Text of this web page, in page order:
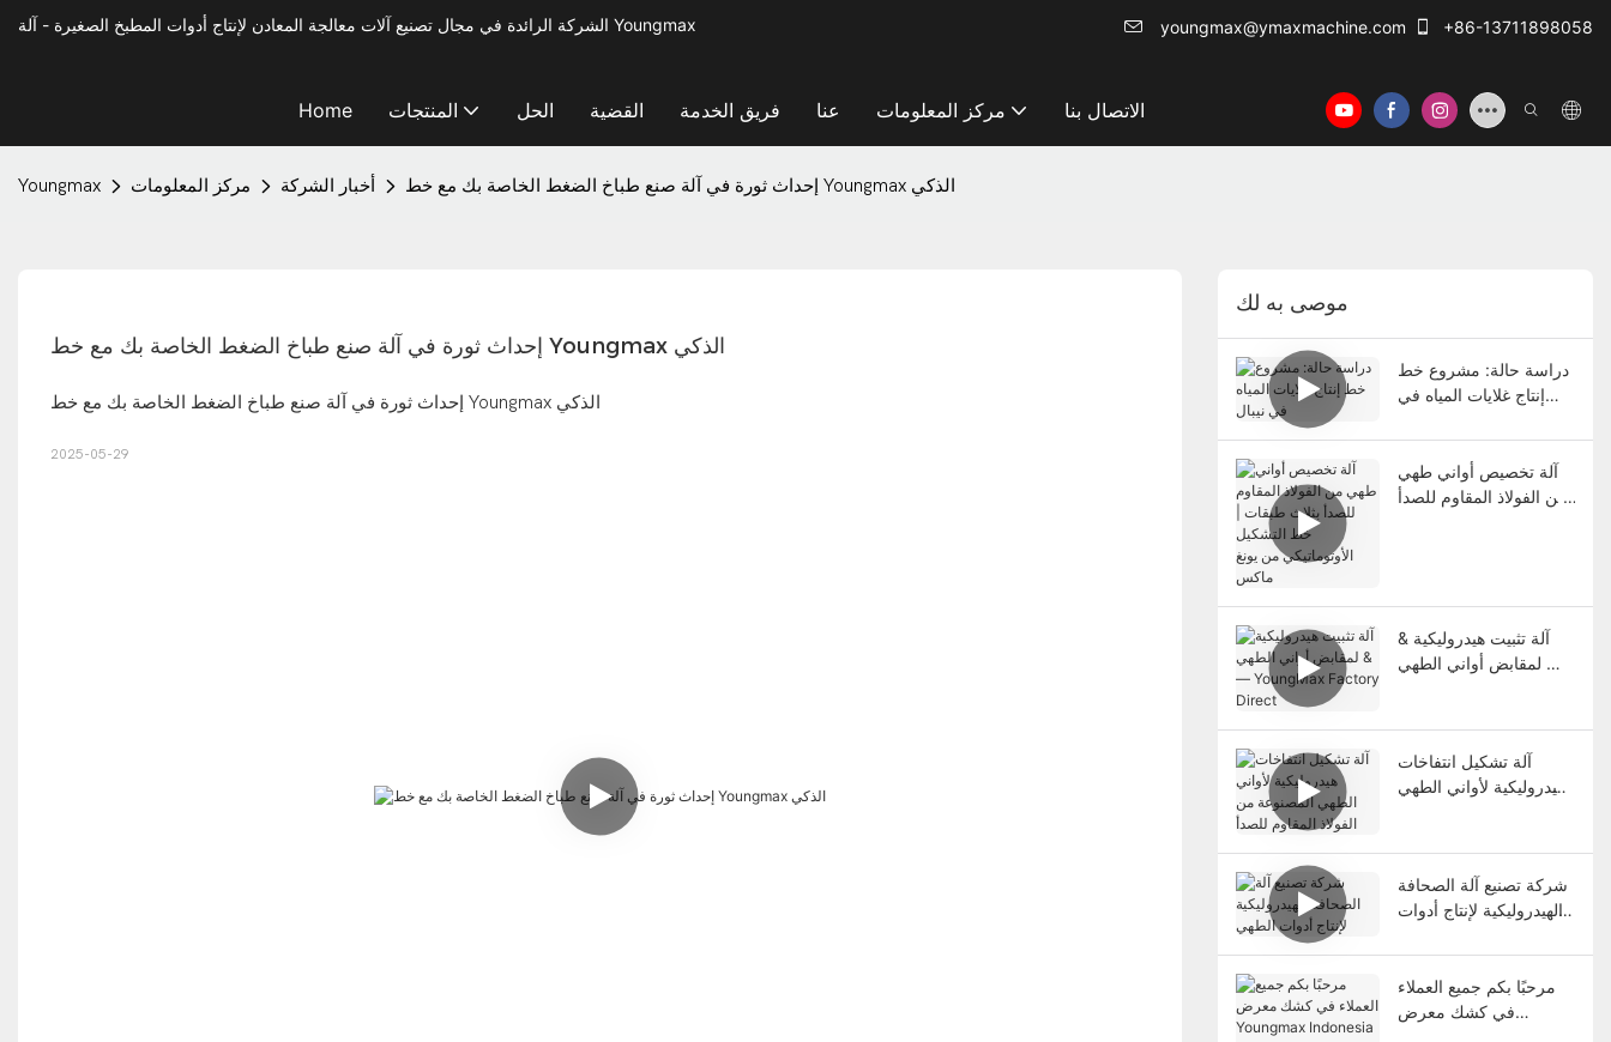
الشركة الرائدة في مجال تصنيع آلات معالجة المعادن لإنتاج أدوات المطبخ الصغيرة - آلة Youngmax youngmax@ymaxmachine.com +86-13711898058
Home المنتجات الحل القضية فريق الخدمة عنا مركز المعلومات الاتصال بنا
Youngmax مركز المعلومات أخبار الشركة إحداث ثورة في آلة صنع طباخ الضغط الخاصة بك مع خط Youngmax الذكي
إحداث ثورة في آلة صنع طباخ الضغط الخاصة بك مع خط Youngmax الذكي
إحداث ثورة في آلة صنع طباخ الضغط الخاصة بك مع خط Youngmax الذكي
2025-05-29
موصى به لك
دراسة حالة: مشروع خط
إنتاج غلايات المياه في
آلة تخصيص أواني طهي
من الفولاذ المقاوم للصدأ
آلة تثبيت هيدروليكية &
لمقابض أواني الطهي —
آلة تشكيل انتفاخات
هيدروليكية لأواني الطهي
شركة تصنيع آلة الصحافة
الهيدروليكية لإنتاج أدوات
مرحبًا بكم جميع العملاء
في كشك معرض